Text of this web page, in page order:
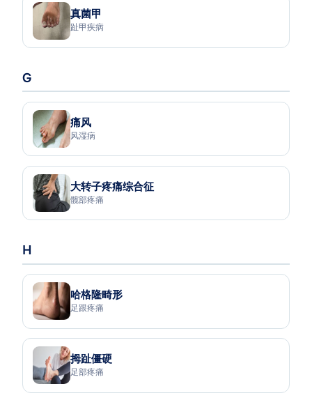
真菌甲
趾甲疾病
G
痛风
风湿病
大转子疼痛综合征
髋部疼痛
H
哈格隆畸形
足跟疼痛
拇趾僵硬
足部疼痛